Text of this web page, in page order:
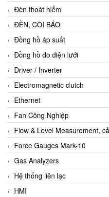
Đèn thoát hiểm
ĐÈN, CÒI BÁO
Đồng hồ áp suất
Đồng hồ đo điện lưới
Driver / Inverter
Electromagnetic clutch
Ethernet
Fan Công Nghiệp
Flow & Level Measurement,
Force Gauges Mark-10
Gas Analyzers
Hệ thống liên lạc
HMI